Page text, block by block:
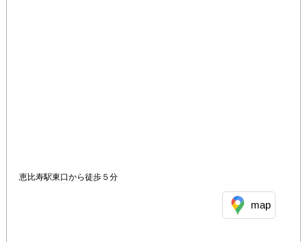
恵比寿駅東口から徒歩５分
map